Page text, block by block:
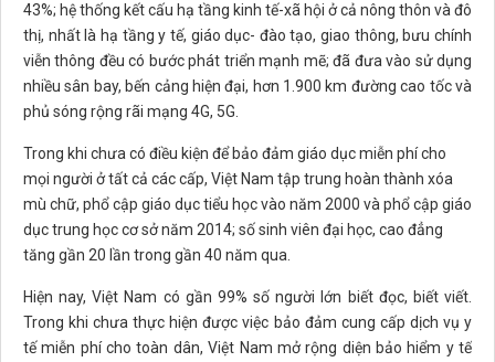
43%; hệ thống kết cấu hạ tầng kinh tế-xã hội ở cả nông thôn và đô
thị, nhất là hạ tầng y tế, giáo dục- đào tạo, giao thông, bưu chính
viễn thông đều có bước phát triển mạnh mẽ; đã đưa vào sử dụng
nhiều sân bay, bến cảng hiện đại, hơn 1.900 km đường cao tốc và
phủ sóng rộng rãi mạng 4G, 5G.
Trong khi chưa có điều kiện để bảo đảm giáo dục miễn phí cho
mọi người ở tất cả các cấp, Việt Nam tập trung hoàn thành xóa
mù chữ, phổ cập giáo dục tiểu học vào năm 2000 và phổ cập giáo
dục trung học cơ sở năm 2014; số sinh viên đại học, cao đẳng
tăng gần 20 lần trong gần 40 năm qua.
Hiện nay, Việt Nam có gần 99% số người lớn biết đọc, biết viết.
Trong khi chưa thực hiện được việc bảo đảm cung cấp dịch vụ y
tế miễn phí cho toàn dân, Việt Nam mở rộng diện bảo hiểm y tế